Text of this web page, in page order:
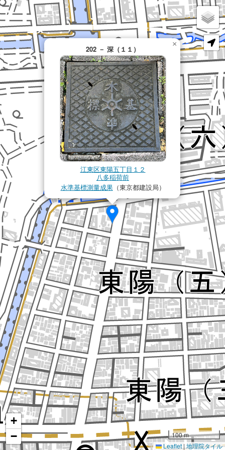
202 － 深（１１）
江東区東陽五丁目１２
八多稲荷前
水準基標測量成果（東京都建設局）
×
+
−
100 m
Leaflet | 地理院タイル